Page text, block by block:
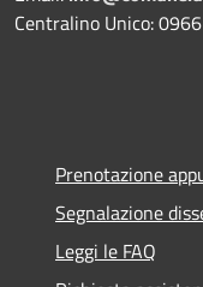
Centralino Unico:
Prenotazione
Segnalazione
Leggi le FAQ